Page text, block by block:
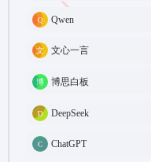
Qwen
文心一言
博思白板
DeepSeek
ChatGPT